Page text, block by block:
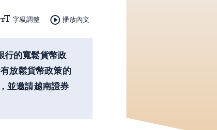
字級調整 播放內文
行的寬鬆貨幣政
放鬆貨幣政策的
並邀請越南證券